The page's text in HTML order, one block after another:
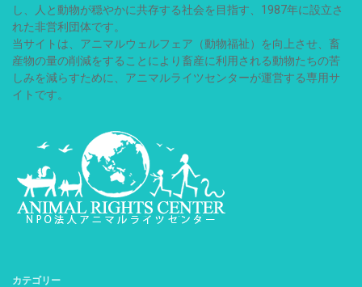
し、人と動物が穏やかに共存する社会を目指す、1987年に設立さ
れた非営利団体です。
当サイトは、アニマルウェルフェア（動物福祉）を向上させ、畜
産物の量の削減をすることにより畜産に利用される動物たちの苦
しみを減らすために、アニマルライツセンターが運営する専用サ
イトです。
カテゴリー